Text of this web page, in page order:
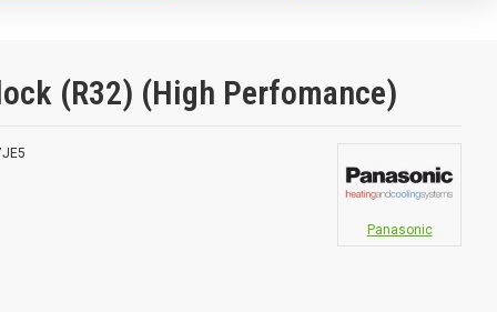
(R32) (High Perfomance)
Panasonic